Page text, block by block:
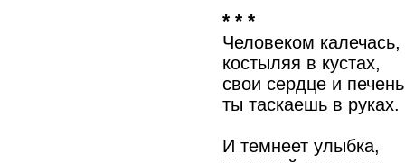
* * *
Человеком калечась,
костыляя в кустах,
свои сердце и печень
ты таскаешь в руках.
И темнеет улыбка,